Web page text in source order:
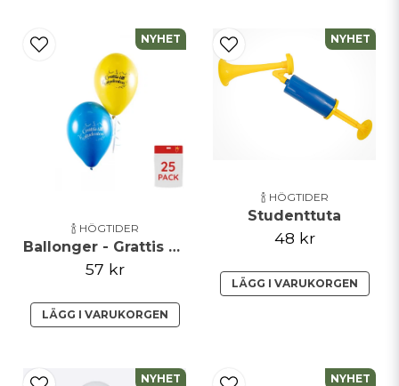
🍾 HÖGTIDER
Ballonger - Grattis Till Studenten - 25 pack
57 kr
LÄGG I VARUKORGEN
NYHET
🍾 HÖGTIDER
Studenttuta
48 kr
LÄGG I VARUKORGEN
NYHET
NYHET NYHET